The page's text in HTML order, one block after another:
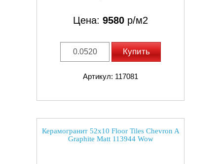
Цена: 9580 р/м2
Купить
Артикул: 117081
Керамогранит 52x10 Floor Tiles Chevron A
Graphite Matt 113944 Wow